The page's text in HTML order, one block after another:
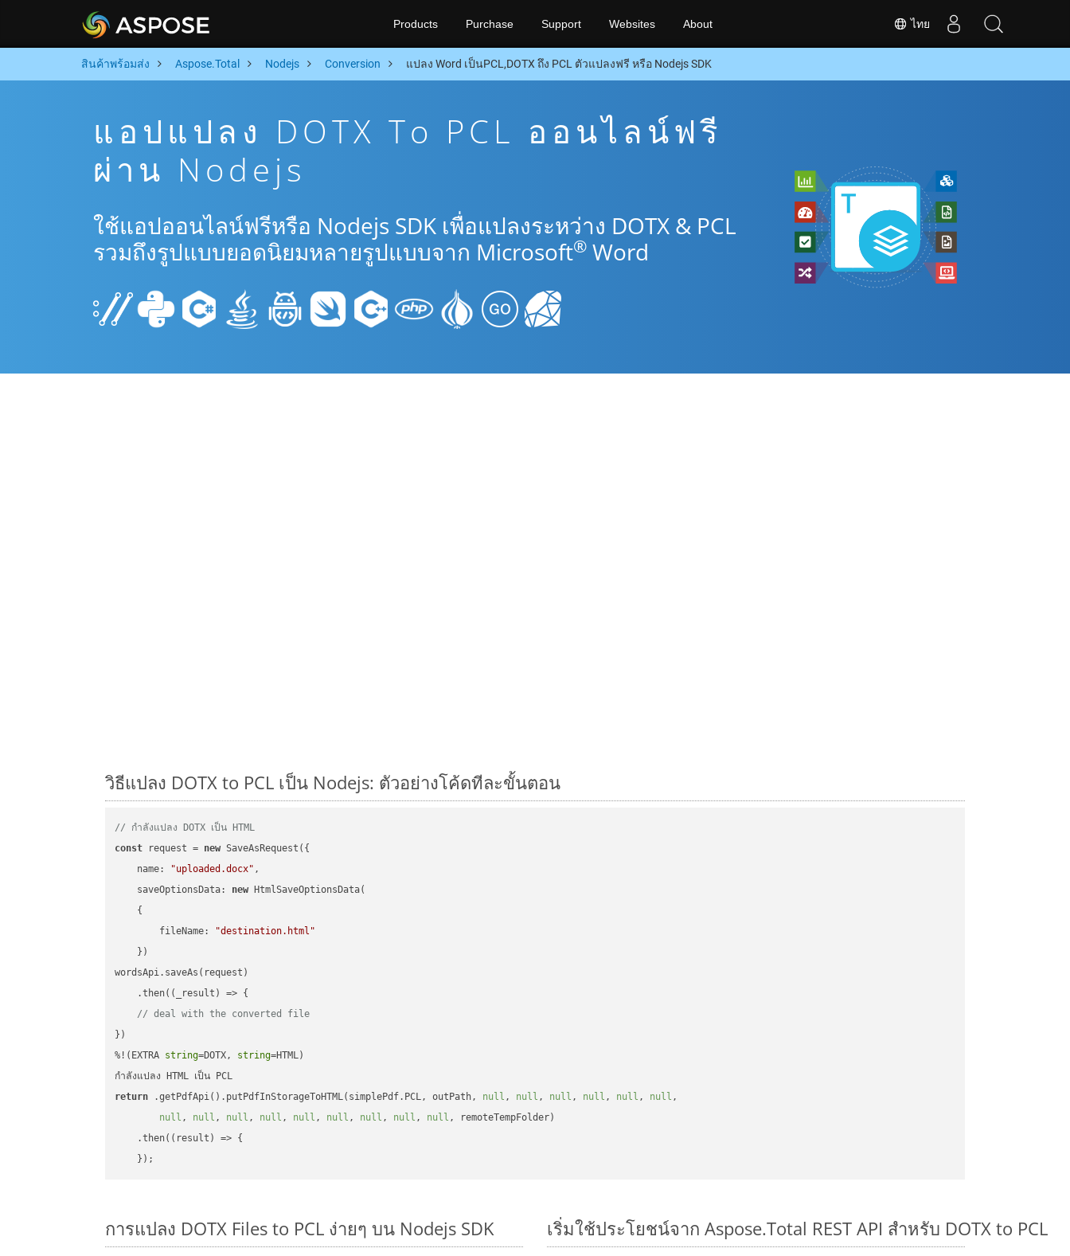
ไทย
Products Purchase Support Websites About
สินค้าพร้อมส่ง Aspose.Total Nodejs Conversion แปลง Word เป็นPCL,DOTX ถึง PCL ตัวแปลงฟรี หรือ Nodejs SDK
แอปแปลง DOTX To PCL ออนไลน์ฟรี
ผ่าน Nodejs
ใช้แอปออนไลน์ฟรีหรือ Nodejs SDK เพื่อแปลงระหว่าง DOTX & PCL
รวมถึงรูปแบบยอดนิยมหลายรูปแบบจาก Microsoft® Word
วิธีแปลง DOTX to PCL เป็น Nodejs: ตัวอย่างโค้ดทีละขั้นตอน
// กำลังแปลง DOTX เป็น HTML
const request = new SaveAsRequest({
name: "uploaded.docx" ,
saveOptionsData: new HtmlSaveOptionsData(
    {
fileName:
"destination.html"
    })
wordsApi.saveAs(request)
    .then(
( _result ) => {
// deal with the converted file
})
%!(EXTRA string=DOTX, string=HTML)
return .getPdfApi().putPdfInStorageToHTML(simplePdf.PCL, outPath, null , null , null , null , null , null ,
null , null , null , null , null , null , null , null , null , remoteTempFolder)
    .then(
( result ) => {
การแปลง DOTX Files to PCL ง่ายๆ บน Nodejs SDK เริ่มใช้ประโยชน์จาก Aspose.Total REST API สำหรับ DOTX to PCL